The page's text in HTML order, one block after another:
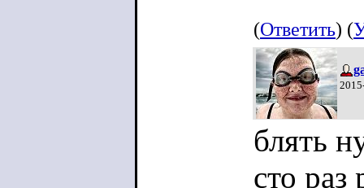
(Ответить) (
блять
сто раз